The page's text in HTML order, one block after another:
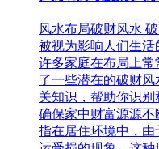
风水布局破财风水
被视为影响人们生活
许多家庭在布局上
了一些潜在的破财
关知识，帮助你识别
确保家中财富源源
指在居住环境中，